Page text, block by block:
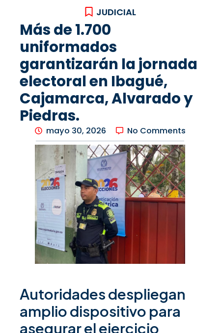
JUDICIAL
Más de 1.700
uniformados
garantizarán la jornada
electoral en Ibagué,
Cajamarca, Alvarado y
Piedras.
mayo 30, 2026 No Comments
Autoridades despliegan
amplio dispositivo para
asegurar el ejercicio